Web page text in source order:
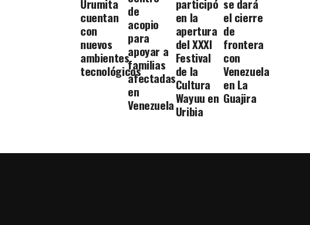
Urumita
cuentan
con
nuevos
ambientes
tecnológicos
de
acopio
para
apoyar a
familias
afectadas
en
Venezuela
participó
en la
apertura
del XXXI
Festival
de la
Cultura
Wayuu en
Uribia
se dará
el cierre
de
frontera
con
Venezuela
en La
Guajira